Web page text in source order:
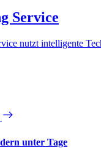
Service
nutzt intelligente
unter Tage